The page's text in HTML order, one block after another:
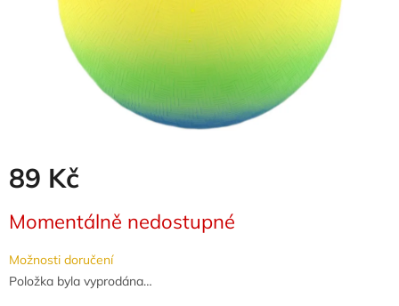
89 Kč
cena:
Momentálně nedostupné
Možnosti doručení
Položka byla vyprodána…